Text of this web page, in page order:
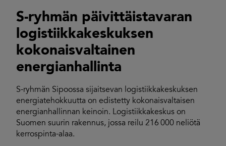
S-ryhmän päivittäistavaran
logistiikkakeskuksen
kokonaisvaltainen
energianhallinta
S-ryhmän Sipoossa sijaitsevan logistiikkakeskuksen
energiatehokkuutta on edistetty kokonaisvaltaisen
energianhallinnan keinoin. Logistiikkakeskus on
Suomen suurin rakennus, jossa reilu 216 000 neliötä
kerrospinta-alaa.